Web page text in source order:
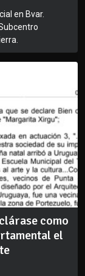
en Bvar.
como
el